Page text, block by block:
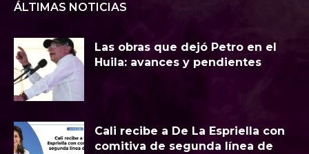
ÁLTIMAS NOTICIAS
Las obras que dejó Petro en el
Huila: avances y pendientes
Cali recibe a De La Espriella con
comitiva de segunda línea de